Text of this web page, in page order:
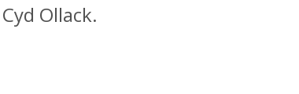
Cyd Ollack.